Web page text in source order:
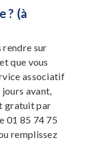
? (à
rendre sur
que vous
associatif
jours avant,
gratuit par
01 85 74 75
remplissez